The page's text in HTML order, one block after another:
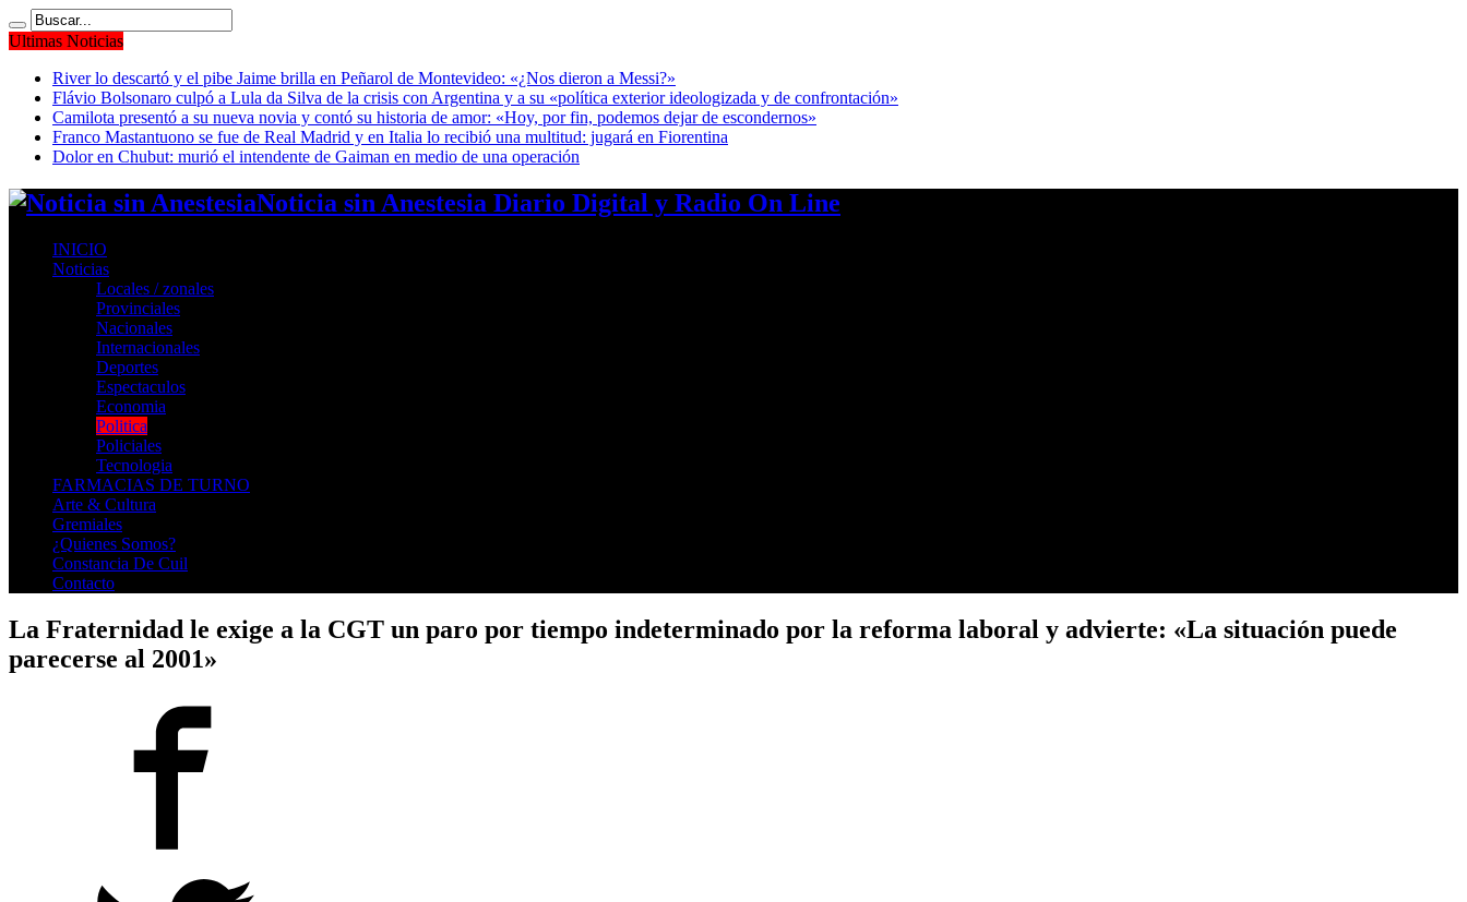
Ultimas Noticias
River lo descartó y el pibe Jaime brilla en Peñarol de Montevideo: «¿Nos dieron a Messi?»
Flávio Bolsonaro culpó a Lula da Silva de la crisis con Argentina y a su «política exterior ideologizada y de confrontación»
Camilota presentó a su nueva novia y contó su historia de amor: «Hoy, por fin, podemos dejar de escondernos»
Franco Mastantuono se fue de Real Madrid y en Italia lo recibió una multitud: jugará en Fiorentina
Dolor en Chubut: murió el intendente de Gaiman en medio de una operación
Noticia sin Anestesia Diario Digital y Radio On Line
INICIO
Noticias
Locales / zonales
Provinciales
Nacionales
Internacionales
Deportes
Espectaculos
Economia
Politica
Policiales
Tecnologia
FARMACIAS DE TURNO
Arte & Cultura
Gremiales
¿Quienes Somos?
Constancia De Cuil
Contacto
La Fraternidad le exige a la CGT un paro por tiempo indeterminado por la reforma laboral y advierte: «La situación puede
parecerse al 2001»